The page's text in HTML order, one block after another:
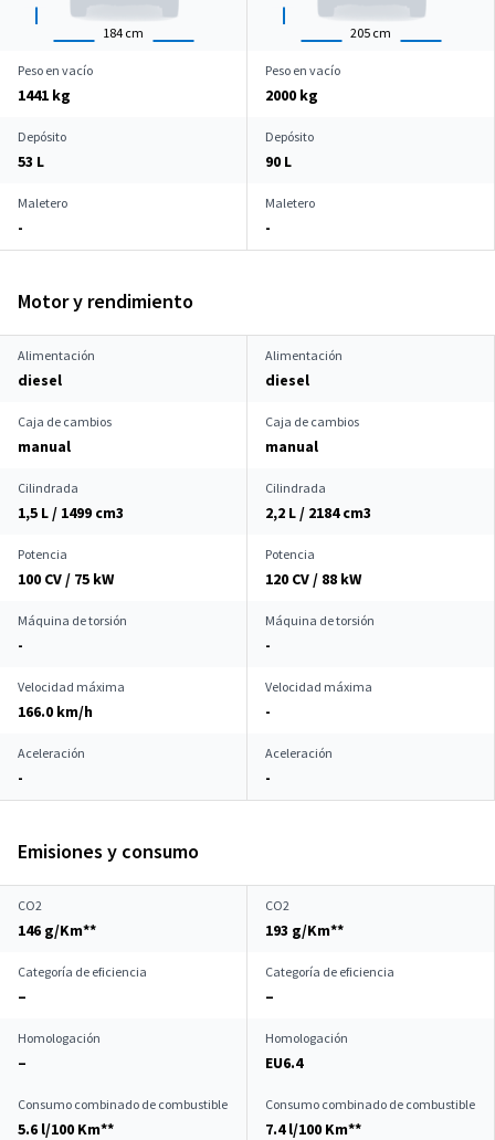
184 cm 205 cm
Peso en vacío
1441 kg
Peso en vacío
2000 kg
Depósito
53 L
Depósito
90 L
Maletero
-
Maletero
-
Motor y rendimiento
Alimentación
diesel
Alimentación
diesel
Caja de cambios
manual
Caja de cambios
manual
Cilindrada
1,5 L / 1499 cm3
Cilindrada
2,2 L / 2184 cm3
Potencia
100 CV / 75 kW
Potencia
120 CV / 88 kW
Máquina de torsión
-
Máquina de torsión
-
Velocidad máxima
166.0 km/h
Velocidad máxima
-
Aceleración
-
Aceleración
-
Emisiones y consumo
CO2
146 g/Km**
CO2
193 g/Km**
Categoría de eficiencia
–
Categoría de eficiencia
–
Homologación
–
Homologación
EU6.4
Consumo combinado de combustible
5.6 l/100 Km**
Consumo combinado de combustible
7.4 l/100 Km**